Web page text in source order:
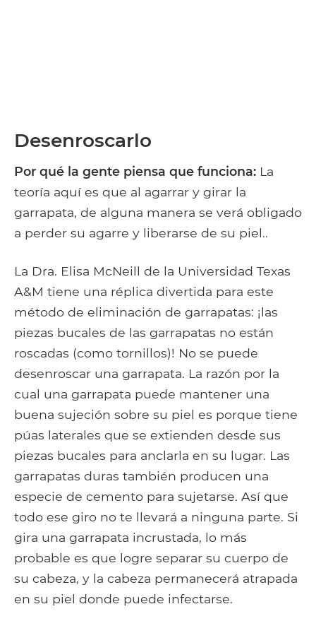
Desenroscarlo
Por qué la gente piensa que funciona: La
teoría aquí es que al agarrar y girar la
garrapata, de alguna manera se verá obligado
a perder su agarre y liberarse de su piel..
La Dra. Elisa McNeill de la Universidad Texas
A&M tiene una réplica divertida para este
método de eliminación de garrapatas: ¡las
piezas bucales de las garrapatas no están
roscadas (como tornillos)! No se puede
desenroscar una garrapata. La razón por la
cual una garrapata puede mantener una
buena sujeción sobre su piel es porque tiene
púas laterales que se extienden desde sus
piezas bucales para anclarla en su lugar. Las
garrapatas duras también producen una
especie de cemento para sujetarse. Así que
todo ese giro no te llevará a ninguna parte. Si
gira una garrapata incrustada, lo más
probable es que logre separar su cuerpo de
su cabeza, y la cabeza permanecerá atrapada
en su piel donde puede infectarse.